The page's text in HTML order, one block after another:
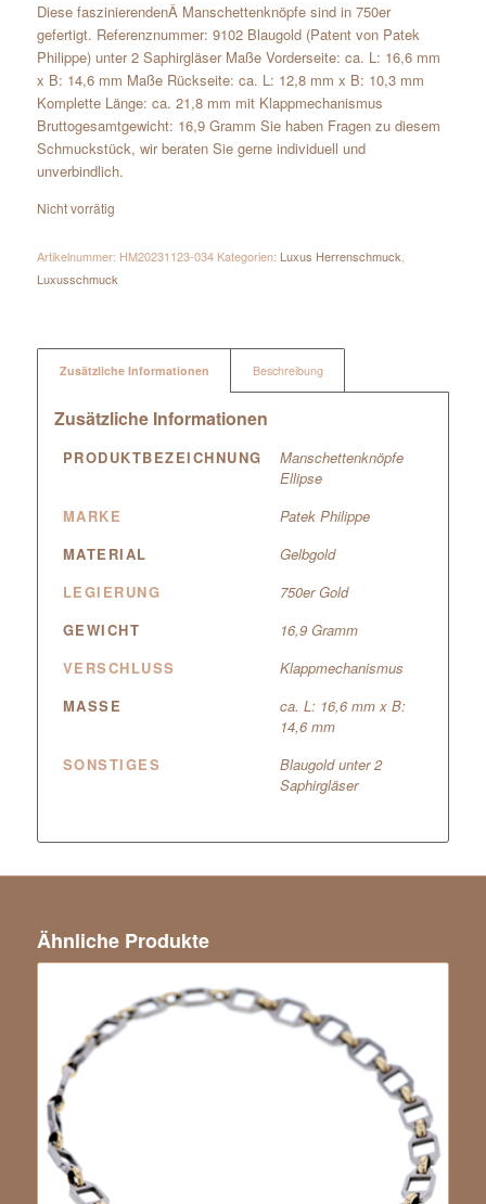
Diese faszinierendenÂ Manschettenknöpfe sind in 750er
gefertigt. Referenznummer: 9102 Blaugold (Patent von Patek
Philippe) unter 2 Saphirgläser Maße Vorderseite: ca. L: 16,6 mm
x B: 14,6 mm Maße Rückseite: ca. L: 12,8 mm x B: 10,3 mm
Komplette Länge: ca. 21,8 mm mit Klappmechanismus
Bruttogesamtgewicht: 16,9 Gramm Sie haben Fragen zu diesem
Schmuckstück, wir beraten Sie gerne individuell und
unverbindlich.
Nicht vorrätig
Artikelnummer: HM20231123-034 Kategorien: Luxus Herrenschmuck,
Luxusschmuck
Zusätzliche Informationen Beschreibung
Zusätzliche Informationen
PRODUKTBEZEICHNUNG
Manschettenknöpfe
Ellipse
MARKE
Patek Philippe
MATERIAL
Gelbgold
LEGIERUNG
750er Gold
GEWICHT
16,9 Gramm
VERSCHLUSS
Klappmechanismus
MASSE
ca. L: 16,6 mm x B:
14,6 mm
SONSTIGES
Blaugold unter 2
Saphirgläser
Ähnliche Produkte